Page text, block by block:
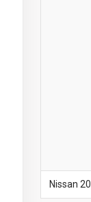
Nissan